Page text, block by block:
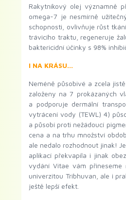
Rakytníkový olej významně
omega-7 je nesmírně
schopnosti, ovlivňuje růst
trávicího traktu, regeneruje
baktericidní účinky s 98%
I NA KRÁSU…
Neméně působivé a zcela
založeny na 7 prokázaných
a podporuje dermální
vytrácení vody (TEWL) 4)
a působí proti nežádoucí
cena a na trhu množství
ale nedalo rozhodnout jinak!
aplikací překvapila i jinak
vydání Vitae vám přineseme
univerzitou Tribhuvan, ale i
ještě lepší efekt.